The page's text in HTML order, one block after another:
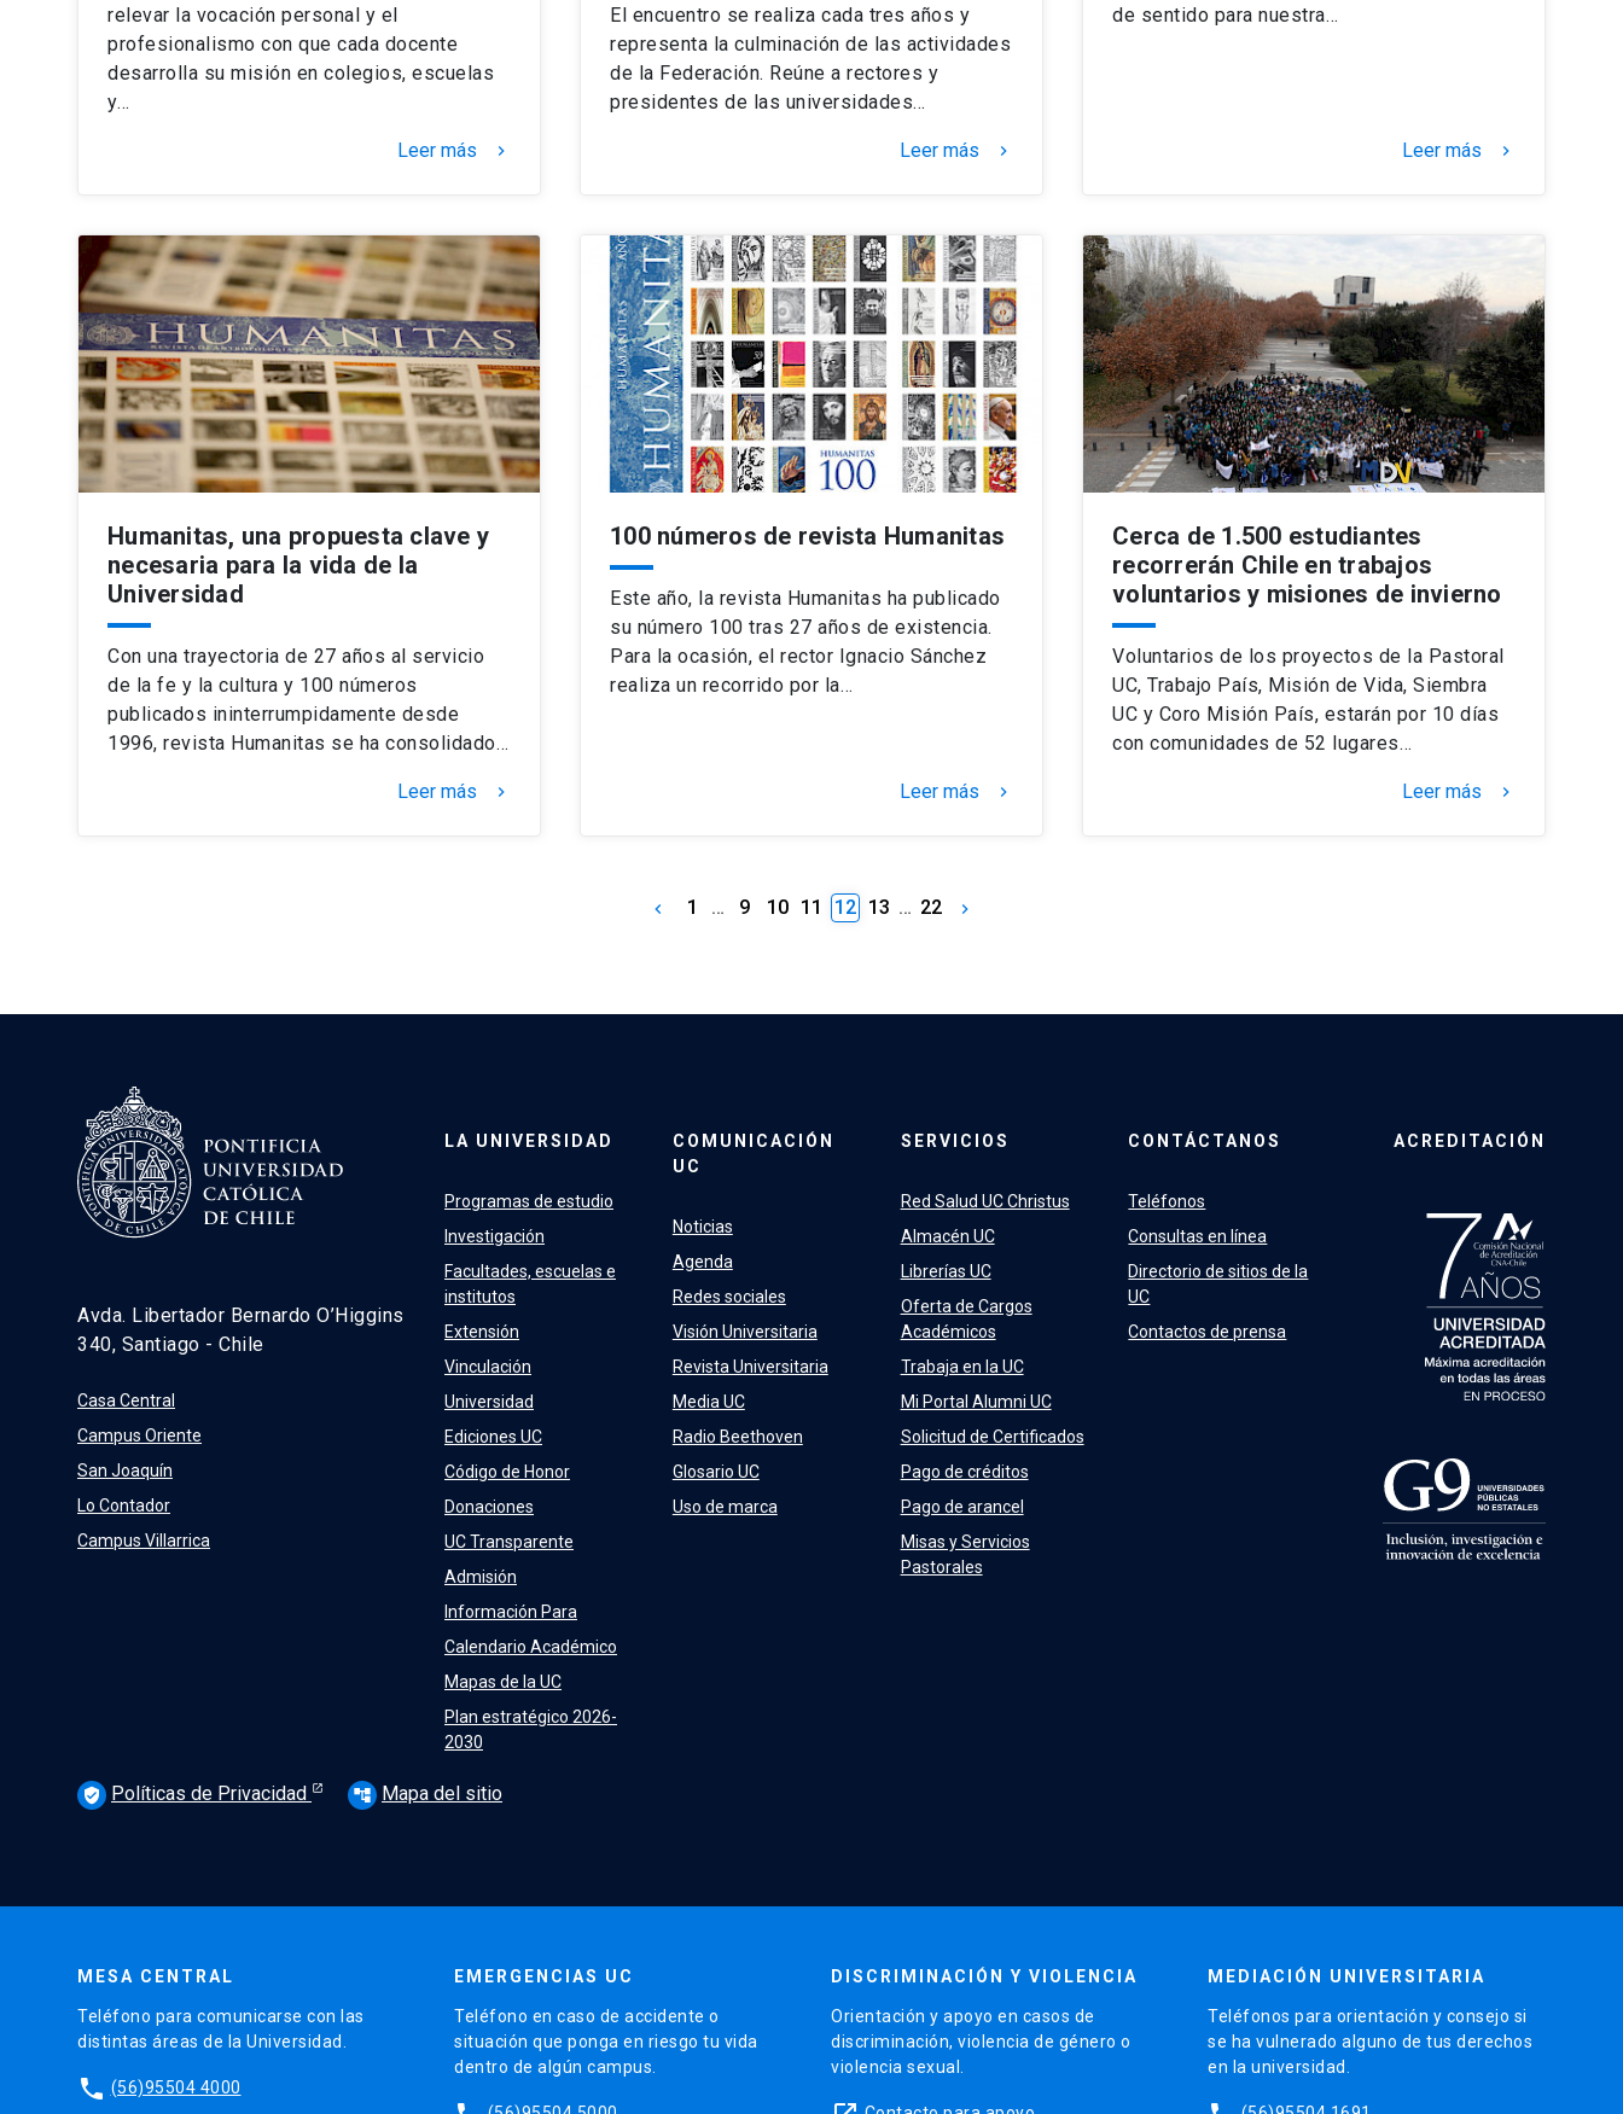
relevar la vocación personal y el
profesionalismo con que cada docente
desarrolla su misión en colegios, escuelas
y…
Leer más keyboard_arrow_right
El encuentro se realiza cada tres años y
representa la culminación de las actividades
de la Federación. Reúne a rectores y
presidentes de las universidades…
Leer más keyboard_arrow_right
de sentido para nuestra…
Leer más keyboard_arrow_right
Humanitas, una propuesta clave y
necesaria para la vida de la
Universidad
Con una trayectoria de 27 años al servicio
de la fe y la cultura y 100 números
publicados ininterrumpidamente desde
1996, revista Humanitas se ha consolidado…
Leer más keyboard_arrow_right
100 números de revista Humanitas
Este año, la revista Humanitas ha publicado
su número 100 tras 27 años de existencia.
Para la ocasión, el rector Ignacio Sánchez
realiza un recorrido por la…
Leer más keyboard_arrow_right
Cerca de 1.500 estudiantes
recorrerán Chile en trabajos
voluntarios y misiones de invierno
Voluntarios de los proyectos de la Pastoral
UC, Trabajo País, Misión de Vida, Siembra
UC y Coro Misión País, estarán por 10 días
con comunidades de 52 lugares…
Leer más keyboard_arrow_right
keyboard_arrow_left 1 … 9 10 11 12 13 … 22 keyboard_arrow_right
Avda. Libertador Bernardo O’Higgins
340, Santiago - Chile
Casa Central
Campus Oriente
San Joaquín
Lo Contador
Campus Villarrica
LA UNIVERSIDAD
Programas de estudio
Investigación
Facultades, escuelas e
institutos
Extensión
Vinculación
Universidad
Ediciones UC
Código de Honor
Donaciones
UC Transparente
Admisión
Información Para
Calendario Académico
Mapas de la UC
Plan estratégico 2026-
2030
COMUNICACIÓN
UC
Noticias
Agenda
Redes sociales
Visión Universitaria
Revista Universitaria
Media UC
Radio Beethoven
Glosario UC
Uso de marca
SERVICIOS
Red Salud UC Christus
Almacén UC
Librerías UC
Oferta de Cargos
Académicos
Trabaja en la UC
Mi Portal Alumni UC
Solicitud de Certificados
Pago de créditos
Pago de arancel
Misas y Servicios
Pastorales
CONTÁCTANOS
Teléfonos
Consultas en línea
Directorio de sitios de la
UC
Contactos de prensa
ACREDITACIÓN
verified_user Políticas de Privacidad account_tree Mapa del sitio
MESA CENTRAL
Teléfono para comunicarse con las
distintas áreas de la Universidad.
phone (56)95504 4000
EMERGENCIAS UC
Teléfono en caso de accidente o
situación que ponga en riesgo tu vida
dentro de algún campus.
DISCRIMINACIÓN Y VIOLENCIA
Orientación y apoyo en casos de
discriminación, violencia de género o
violencia sexual.
MEDIACIÓN UNIVERSITARIA
Teléfonos para orientación y consejo si
se ha vulnerado alguno de tus derechos
en la universidad.